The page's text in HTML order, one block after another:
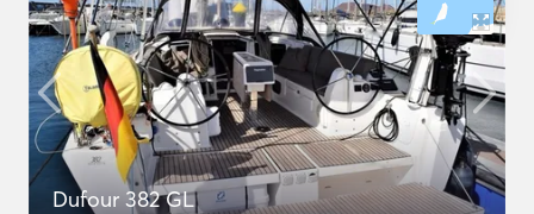
Dufour 382 GL